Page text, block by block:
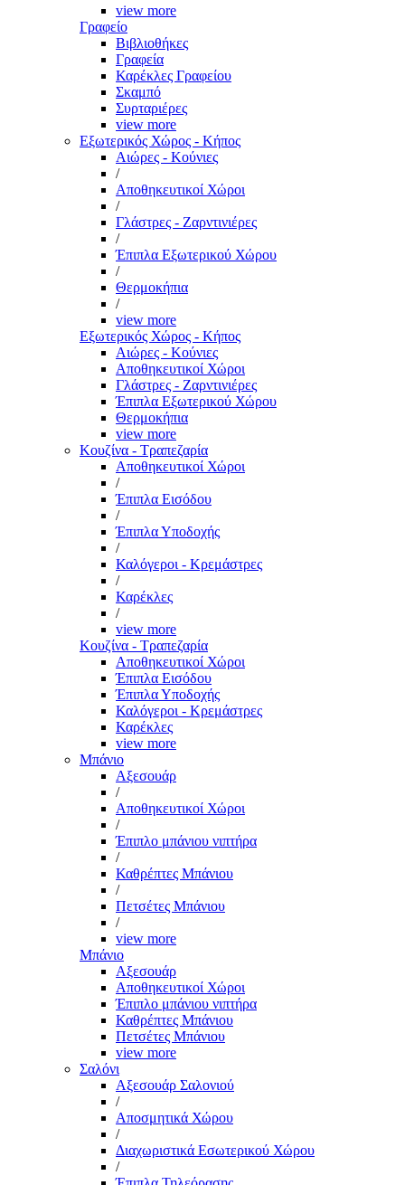
view more
Γραφείο
Βιβλιοθήκες
Γραφεία
Καρέκλες Γραφείου
Σκαμπό
Συρταριέρες
view more
Εξωτερικός Χώρος - Κήπος
Αιώρες - Κούνιες
/
Αποθηκευτικοί Χώροι
/
Γλάστρες - Ζαρντινιέρες
/
Έπιπλα Εξωτερικού Χώρου
/
Θερμοκήπια
/
view more
Εξωτερικός Χώρος - Κήπος
Αιώρες - Κούνιες
Αποθηκευτικοί Χώροι
Γλάστρες - Ζαρντινιέρες
Έπιπλα Εξωτερικού Χώρου
Θερμοκήπια
view more
Κουζίνα - Τραπεζαρία
Αποθηκευτικοί Χώροι
/
Έπιπλα Εισόδου
/
Έπιπλα Υποδοχής
/
Καλόγεροι - Κρεμάστρες
/
Καρέκλες
/
view more
Κουζίνα - Τραπεζαρία
Αποθηκευτικοί Χώροι
Έπιπλα Εισόδου
Έπιπλα Υποδοχής
Καλόγεροι - Κρεμάστρες
Καρέκλες
view more
Μπάνιο
Αξεσουάρ
/
Αποθηκευτικοί Χώροι
/
Έπιπλο μπάνιου νιπτήρα
/
Καθρέπτες Μπάνιου
/
Πετσέτες Μπάνιου
/
view more
Μπάνιο
Αξεσουάρ
Αποθηκευτικοί Χώροι
Έπιπλο μπάνιου νιπτήρα
Καθρέπτες Μπάνιου
Πετσέτες Μπάνιου
view more
Σαλόνι
Αξεσουάρ Σαλονιού
/
Αποσμητικά Χώρου
/
Διαχωριστικά Εσωτερικού Χώρου
/